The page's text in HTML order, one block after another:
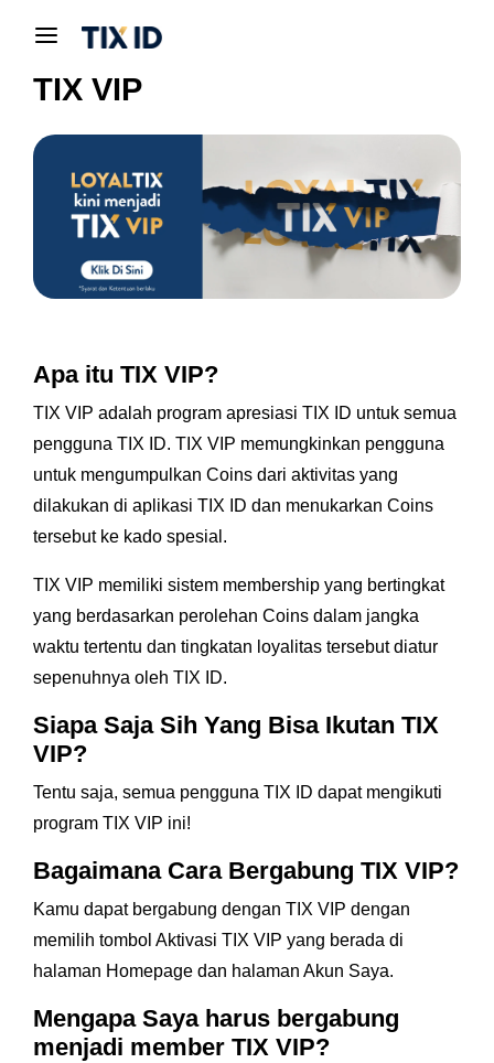
TIX VIP
Apa itu TIX VIP?
TIX VIP adalah program apresiasi TIX ID untuk semua
pengguna TIX ID. TIX VIP memungkinkan pengguna
untuk mengumpulkan Coins dari aktivitas yang
dilakukan di aplikasi TIX ID dan menukarkan Coins
tersebut ke kado spesial.
TIX VIP memiliki sistem membership yang bertingkat
yang berdasarkan perolehan Coins dalam jangka
waktu tertentu dan tingkatan loyalitas tersebut diatur
sepenuhnya oleh TIX ID.
Siapa Saja Sih Yang Bisa Ikutan TIX
VIP?
Tentu saja, semua pengguna TIX ID dapat mengikuti
program TIX VIP ini!
Bagaimana Cara Bergabung TIX VIP?
Kamu dapat bergabung dengan TIX VIP dengan
memilih tombol Aktivasi TIX VIP yang berada di
halaman Homepage dan halaman Akun Saya.
Mengapa Saya harus bergabung
menjadi member TIX VIP?